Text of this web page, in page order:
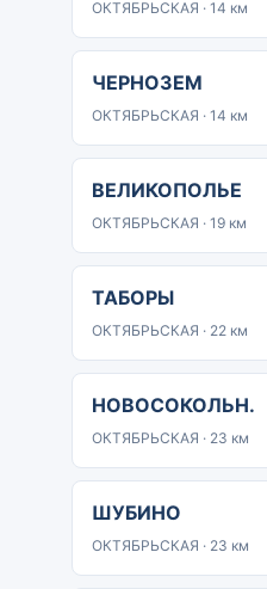
ОКТЯБРЬСКАЯ · 14 км
ЧЕРНОЗЕМ
ОКТЯБРЬСКАЯ · 14 км
ВЕЛИКОПОЛЬЕ
ОКТЯБРЬСКАЯ · 19 км
ТАБОРЫ
ОКТЯБРЬСКАЯ · 22 км
НОВОСОКОЛЬН.
ОКТЯБРЬСКАЯ · 23 км
ШУБИНО
ОКТЯБРЬСКАЯ · 23 км